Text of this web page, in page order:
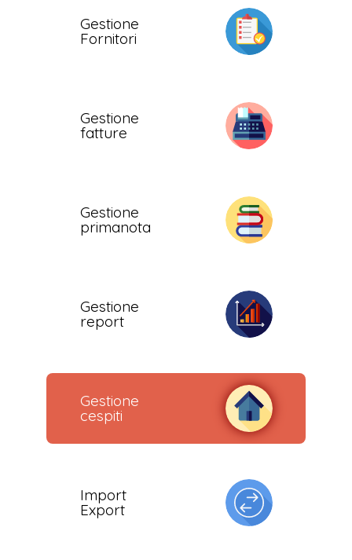
Gestione
Fornitori
Gestione
fatture
Gestione
primanota
Gestione
report
Gestione
cespiti
Import
Export